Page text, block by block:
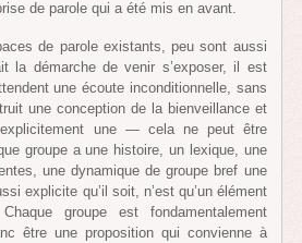
de parole qui a été mis en avant.
de parole existants, peu sont aussi
la démarche de venir s’exposer, il est
une écoute inconditionnelle, sans
une conception de la bienveillance et
une — cela ne peut être
groupe a une histoire, un lexique, une
une dynamique de groupe bref une
explicite qu’il soit, n’est qu’un élément
groupe est fondamentalement
être une proposition qui convienne à